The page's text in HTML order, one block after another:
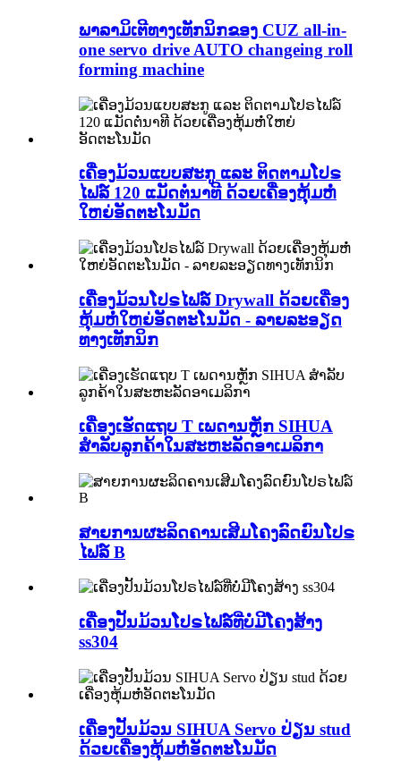
ພາລາມິເຕີທາງເທັກນິກຂອງ CUZ all-in-
one servo drive AUTO changeing roll
forming machine
ເຄື່ອງມ້ວນແບບສະກູ ແລະ ຕິດຕາມໂປຣ
ໄຟລ໌ 120 ແມັດຕໍ່ນາທີ ດ້ວຍເຄື່ອງຫຸ້ມຫໍ່
ໃຫຍ່ອັດຕະໂນມັດ
ເຄື່ອງມ້ວນໂປຣໄຟລ໌ Drywall ດ້ວຍເຄື່ອງ
ຫຸ້ມຫໍ່ໃຫຍ່ອັດຕະໂນມັດ - ລາຍລະອຽດ
ທາງເທັກນິກ
ເຄື່ອງເຮັດແຖບ T ເພດານຫຼັກ SIHUA
ສຳລັບລູກຄ້າໃນສະຫະລັດອາເມລິກາ
ສາຍການຜະລິດຄານເສີມໂຄງລົດຍົນໂປຣ
ໄຟລ໌ B
ເຄື່ອງປັ້ນມ້ວນໂປຣໄຟລ໌ທີ່ບໍ່ມີໂຄງສ້າງ
ss304
ເຄື່ອງປັ້ນມ້ວນ SIHUA Servo ປ່ຽນ stud
ດ້ວຍເຄື່ອງຫຸ້ມຫໍ່ອັດຕະໂນມັດ